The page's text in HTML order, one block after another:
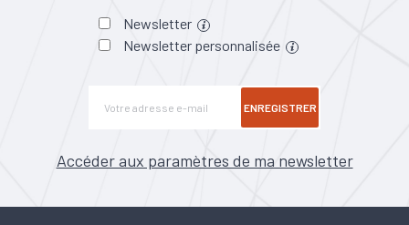
Newsletter
Newsletter personnalisée
ENREGISTRER
Accéder aux paramètres de ma newsletter